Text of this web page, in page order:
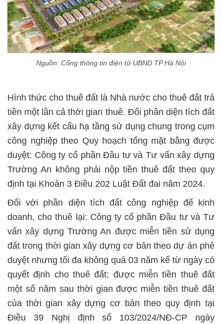
Nguồn: Cổng thông tin điện tử UBND TP Hà Nội
Hình thức cho thuê đất là Nhà nước cho thuê đất trả
tiền một lần cả thời gian thuê. Đối phần diện tích đất
xây dựng kết cấu hạ tầng sử dụng chung trong cụm
công nghiệp theo Quy hoạch tổng mặt bằng được
duyệt: Công ty cổ phần Đầu tư và Tư vấn xây dựng
Trường An không phải nộp tiền thuê đất theo quy
định tại Khoản 3 Điều 202 Luật Đất đai năm 2024.
Đối với phần diện tích đất công nghiệp để kinh
doanh, cho thuê lại: Công ty cổ phần Đầu tư và Tư
vấn xây dựng Trường An được miễn tiền sử dụng
đất trong thời gian xây dựng cơ bản theo dự án phê
duyệt nhưng tối đa không quá 03 năm kể từ ngày có
quyết định cho thuê đất; được miễn tiền thuê đất
một số năm sau thời gian được miễn tiền thuê đất
của thời gian xây dựng cơ bản theo quy định tại
Điều 39 Nghị định số 103/2024/NĐ-CP ngày